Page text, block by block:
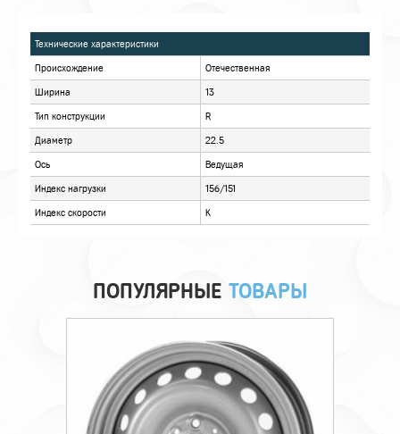
ОПИСАНИЕ
ОТЗЫВЫ
ПОПУЛЯРНЫЕ ТОВАРЫ